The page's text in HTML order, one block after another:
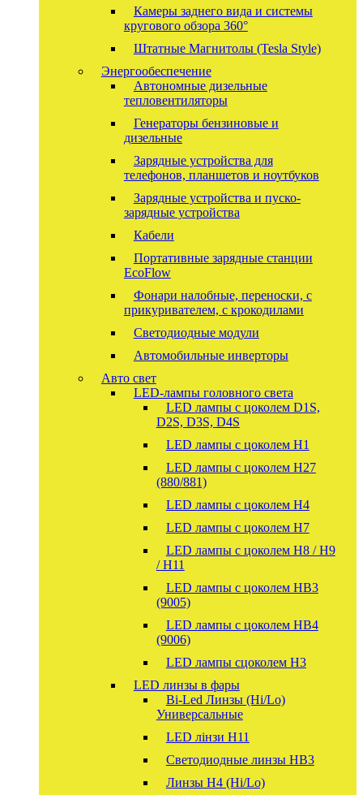
Камеры заднего вида и системы
кругового обзора 360°
Штатные Магнитолы (Tesla Style)
Энергообеспечение
Автономные дизельные
тепловентиляторы
Генераторы бензиновые и
дизельные
Зарядные устройства для
телефонов, планшетов и ноутбуков
Зарядные устройства и пуско-
зарядные устройства
Кабели
Портативные зарядные станции
EcoFlow
Фонари налобные, переноски, с
прикуривателем, с крокодилами
Светодиодные модули
Автомобильные инверторы
Авто свет
LED-лампы головного света
LED лампы с цоколем D1S,
D2S, D3S, D4S
LED лампы с цоколем H1
LED лампы с цоколем H27
(880/881)
LED лампы с цоколем H4
LED лампы с цоколем H7
LED лампы с цоколем H8 / H9
/ H11
LED лампы с цоколем HB3
(9005)
LED лампы с цоколем HB4
(9006)
LED лампы сцоколем H3
LED линзы в фары
Bi-Led Линзы (Hi/Lo)
Универсальные
LED лінзи H11
Светодиодные линзы HB3
Линзы Н4 (Hi/Lo)